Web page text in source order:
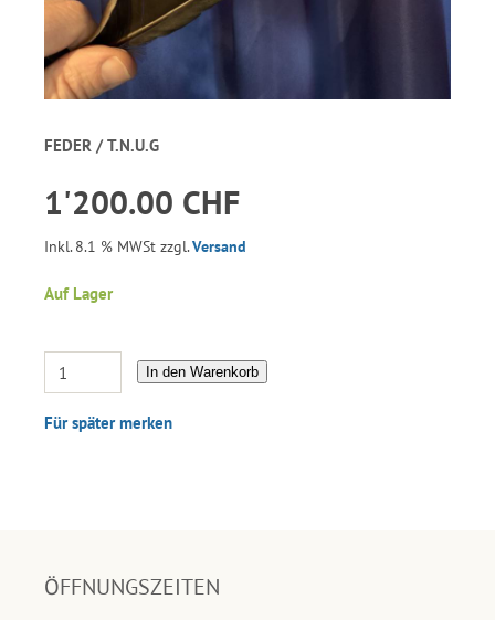
FEDER / T.N.U.G
1'200.00 CHF
Inkl. 8.1 % MWSt zzgl.Versand
Auf Lager
In den Warenkorb
Für später merken
ÖFFNUNGSZEITEN